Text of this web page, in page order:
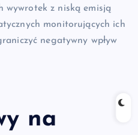
wywrotek z niską emisją
monitorujących ich
negatywny wpływ
na